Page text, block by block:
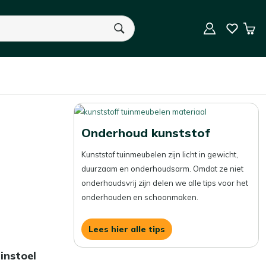
U heeft geen product(en) in uw winkelwagen.
Onderhoud kunststof
Kunststof tuinmeubelen zijn licht in gewicht,
duurzaam en onderhoudsarm. Omdat ze niet
onderhoudsvrij zijn delen we alle tips voor het
onderhouden en schoonmaken.
Lees hier alle tips